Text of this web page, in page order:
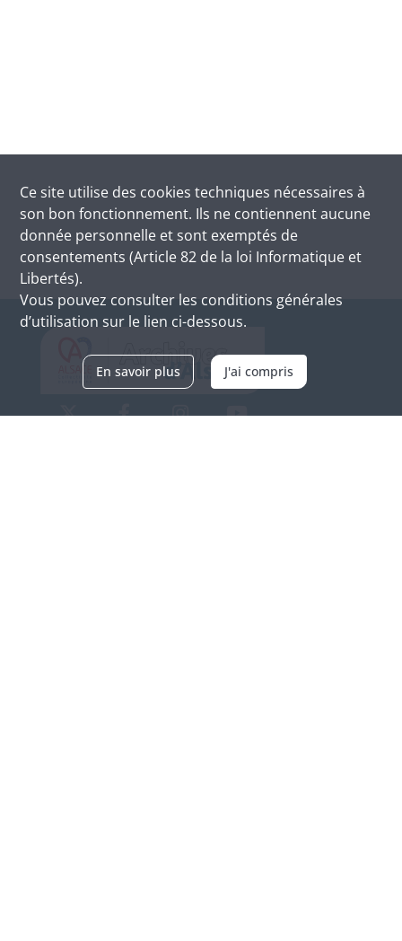
Ce site utilise des cookies techniques nécessaires à
son bon fonctionnement. Ils ne contiennent aucune
donnée personnelle et sont exemptés de
consentements (Article 82 de la loi Informatique et
Libertés).
Vous pouvez consulter les conditions générales
d’utilisation sur le lien ci-dessous.
En savoir plus J'ai compris